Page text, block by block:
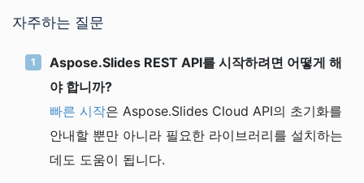
자주하는 질문
Aspose.Slides REST API를 시작하려면 어떻게 해
야 합니까?
빠른 시작은 Aspose.Slides Cloud API의 초기화를
안내할 뿐만 아니라 필요한 라이브러리를 설치하는
데도 도움이 됩니다.